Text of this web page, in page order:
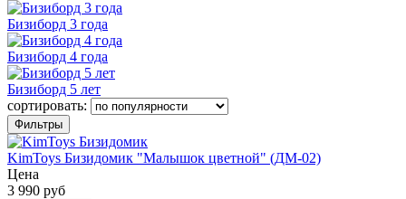
Бизиборд 3 года
Бизиборд 4 года
Бизиборд 5 лет
сортировать:
Фильтры
KimToys Бизидомик "Малышок цветной" (ДМ-02)
Цена
3 990 руб